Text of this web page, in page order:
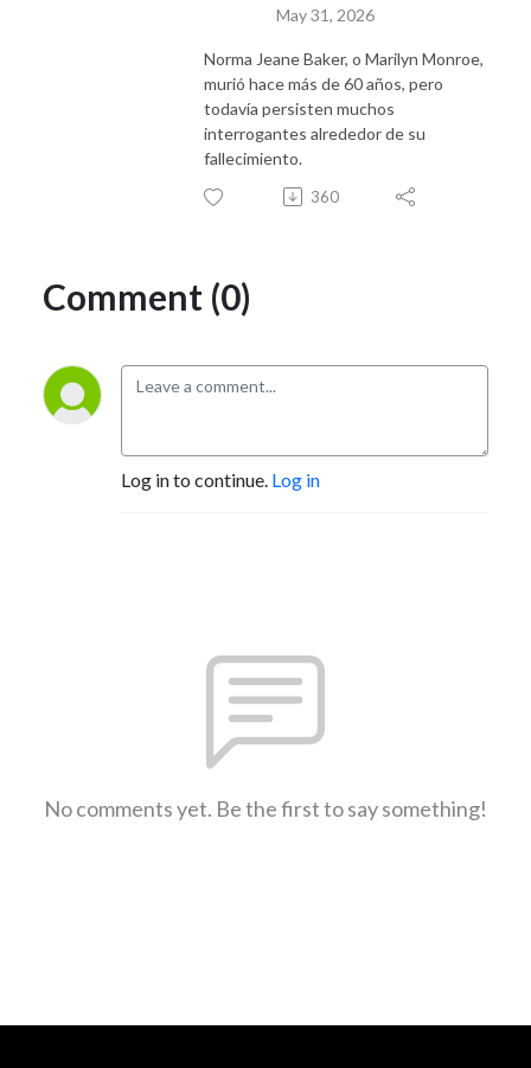
May 31, 2026
Norma Jeane Baker, o Marilyn Monroe,
murió hace más de 60 años, pero
todavía persisten muchos
interrogantes alrededor de su
fallecimiento.
360
Comment (0)
Log in to continue. Log in
No comments yet. Be the first to say something!